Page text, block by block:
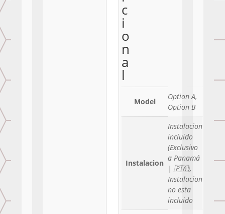
c
i
o
n
a
l
Model
Option A,
Option B
Instalacion
Instalacion
incluido
(Exclusivo
a Panamá
| 🇵🇦),
Instalacion
no esta
incluido